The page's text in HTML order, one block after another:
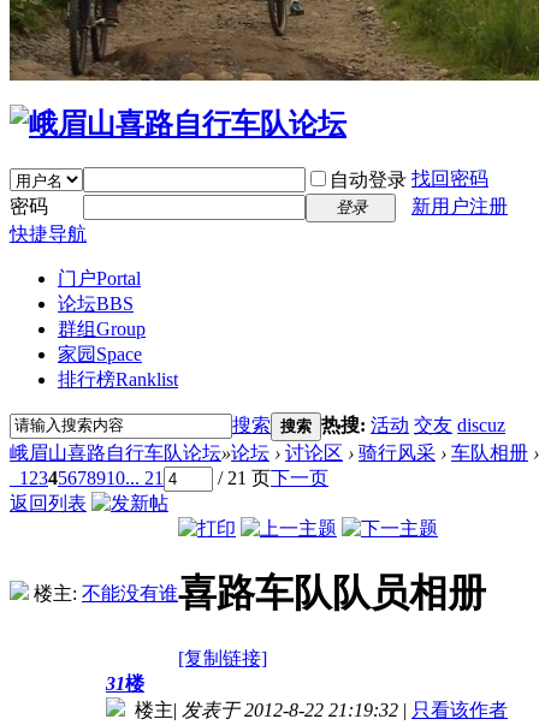
自动登录 找回密码
密码
登录
新用户注册
快捷导航
门户Portal
论坛BBS
群组Group
家园 Space
排行榜Ranklist
搜索 搜索 热搜: 活动 交友 discuz
峨眉山喜路自行车队论坛»论坛 › 讨论区 › 骑行风采 › 车队相册 ›
1 2345678910... 21 / 21 页下一页
返回列表
楼主: 不能没有谁喜路车队队员相册
[复制链接]
31楼
楼主| 发表于 2012-8-22 21:19:32 | 只看该作者